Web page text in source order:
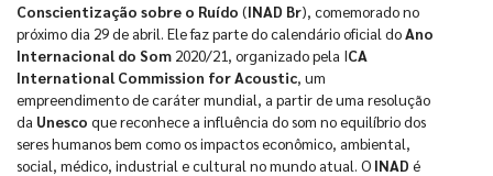
Conscientização sobre o Ruído (INAD Br), comemorado no
próximo dia 29 de abril. Ele faz parte do calendário oficial doAno
Internacional do Som 2020/21, organizado pela ICA
International Commission for Acoustic, um
empreendimento de caráter mundial, a partir de uma resolução
da Unesco que reconhece a influência do som no equilíbrio dos
seres humanos bem como os impactos econômico, ambiental,
social, médico, industrial e cultural no mundo atual. O INAD é